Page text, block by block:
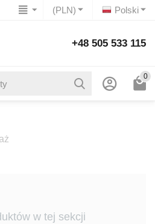
Polski
(PLN)
+48 505 533 115
0
w tej sekcji